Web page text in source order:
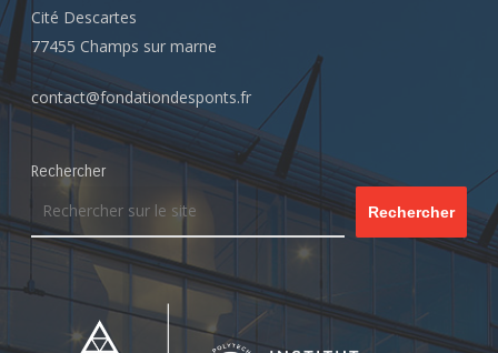
Cité Descartes
77455 Champs sur marne
contact@fondationdesponts.fr
Rechercher
Rechercher